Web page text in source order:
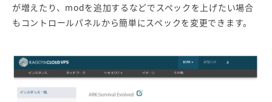
が増えたり、modを追加するなどでスペックを上げたい場合
もコントロールパネルから簡単にスペックを変更できます。